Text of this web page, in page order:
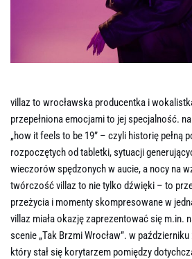
villaz to wrocławska producentka i
przepełniona emocjami to jej specjalność.
„how it feels to be 19” – czyli historię pełną
rozpoczętych od tabletki, sytuacji
wieczorów spędzonych w aucie, a nocy na
twórczość villaz to nie tylko dźwięki – to
przeżycia i momenty skompresowane w
villaz miała okazję zaprezentować się m.in.
scenie „Tak Brzmi Wrocław”. w październiku
który stał się korytarzem pomiędzy